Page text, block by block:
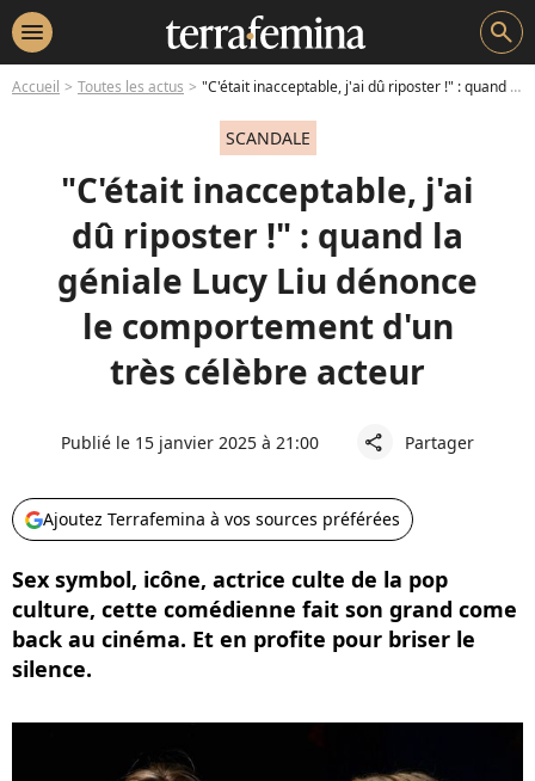
menu search
Accueil Toutes les actus "C'était inacceptable, j'ai dû riposter !" : quand la géniale Lucy Liu dénonce le comportement d'un très célèbre acteur
SCANDALE
"C'était inacceptable, j'ai
dû riposter !" : quand la
géniale Lucy Liu dénonce
le comportement d'un
très célèbre acteur
Publié le 15 janvier 2025 à 21:00 share Partager
Ajoutez Terrafemina à vos sources préférées
Sex symbol, icône, actrice culte de la pop
culture, cette comédienne fait son grand come
back au cinéma. Et en profite pour briser le
silence.